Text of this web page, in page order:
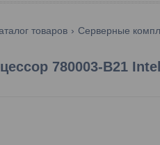
товаров Серверные
780003-B21